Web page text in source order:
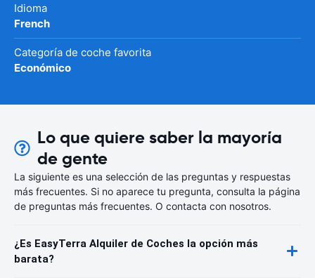
Idioma
French
Categoría de coche favorita
Económico
Lo que quiere saber la mayoría
de gente
La siguiente es una selección de las preguntas y respuestas
más frecuentes. Si no aparece tu pregunta, consulta la página
de preguntas más frecuentes. O contacta con nosotros.
¿Es EasyTerra Alquiler de Coches la opción más
barata?